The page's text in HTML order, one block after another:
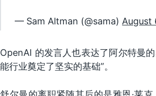
— Sam Altman (@sama) August
OpenAI 的发言人也表达了阿尔特曼
能行业奠定了坚实的基础”。